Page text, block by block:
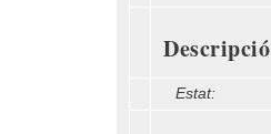
Descripció
Estat: